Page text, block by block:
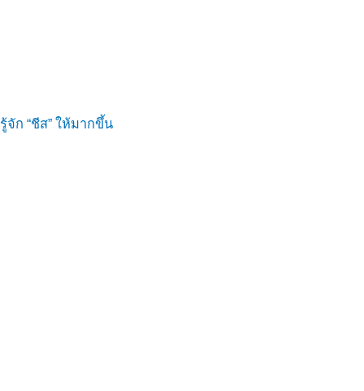
รู้จัก “ชีส” ให้มากขึ้น